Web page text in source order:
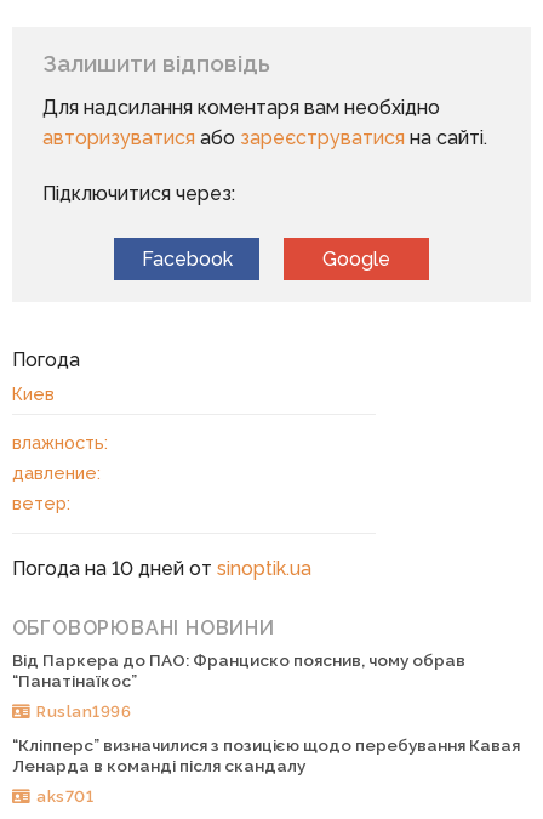
Залишити відповідь
Для надсилання коментаря вам необхідно
авторизуватисяабо зареєструватисяна сайті.
Підключитися через:
Facebook Google
Погода
Киев
влажность:
давление:
ветер:
Погода на 10 дней от sinoptik.ua
ОБГОВОРЮВАНІ НОВИНИ
Від Паркера до ПАО: Франциско пояснив, чому обрав
“Панатінаїкос”
Ruslan1996
“Кліпперс” визначилися з позицією щодо перебування Кавая
Ленарда в команді після скандалу
aks701